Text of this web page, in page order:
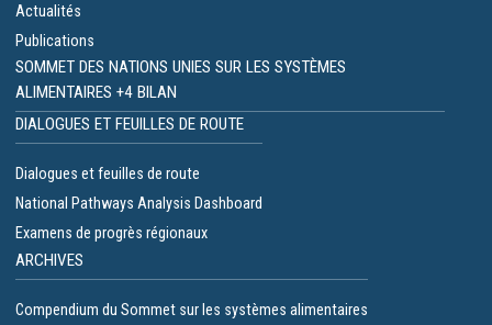
Actualités
Publications
SOMMET DES NATIONS UNIES SUR LES SYSTÈMES
ALIMENTAIRES +4 BILAN
DIALOGUES ET FEUILLES DE ROUTE
Dialogues et feuilles de route
National Pathways Analysis Dashboard
Examens de progrès régionaux
ARCHIVES
Compendium du Sommet sur les systèmes alimentaires